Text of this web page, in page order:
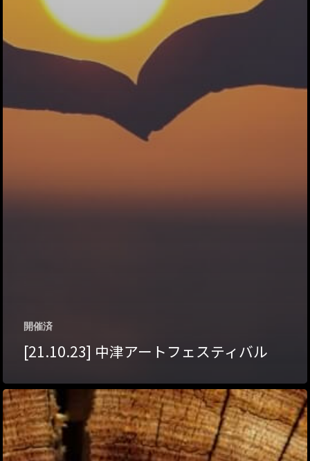
開催済
[21.10.23] 中津アートフェスティバル
ハイパー縁側@中山
ハイパー縁側@私市
ハイパー縁側@三輪
ハイパー縁側@夢キ